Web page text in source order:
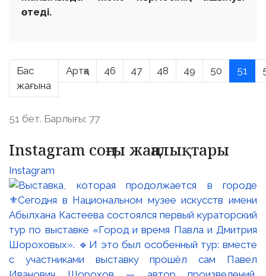
өтеді.
Бас
жағына
Артқа 46 47 48 49 50 51
51 бет. Барлығы: 77
Instagram соңғы жаңалықтары
Instagram